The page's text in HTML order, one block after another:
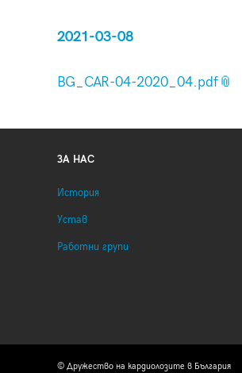
2021-03-08
BG_CAR-04-2020_04.pdf
ЗА НАС
История
Устав
Работни групи
© Дружество на кардиолозите в България